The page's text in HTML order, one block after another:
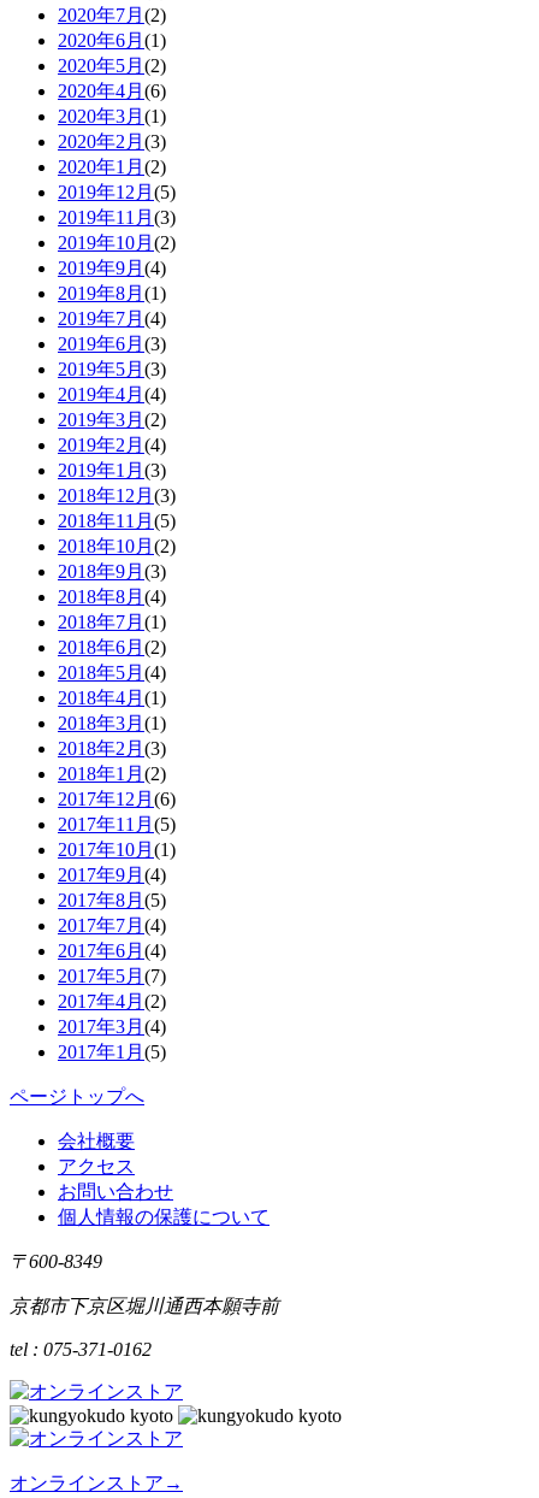
2020年7月 (2)
2020年6月 (1)
2020年5月 (2)
2020年4月 (6)
2020年3月 (1)
2020年2月 (3)
2020年1月 (2)
2019年12月 (5)
2019年11月 (3)
2019年10月 (2)
2019年9月 (4)
2019年8月 (1)
2019年7月 (4)
2019年6月 (3)
2019年5月 (3)
2019年4月 (4)
2019年3月 (2)
2019年2月 (4)
2019年1月 (3)
2018年12月 (3)
2018年11月 (5)
2018年10月 (2)
2018年9月 (3)
2018年8月 (4)
2018年7月 (1)
2018年6月 (2)
2018年5月 (4)
2018年4月 (1)
2018年3月 (1)
2018年2月 (3)
2018年1月 (2)
2017年12月 (6)
2017年11月 (5)
2017年10月 (1)
2017年9月 (4)
2017年8月 (5)
2017年7月 (4)
2017年6月 (4)
2017年5月 (7)
2017年4月 (2)
2017年3月 (4)
2017年1月 (5)
ページトップへ
会社概要
アクセス
お問い合わせ
個人情報の保護について
〒600-8349
京都市下京区堀川通西本願寺前
tel : 075-371-0162
オンラインストア →